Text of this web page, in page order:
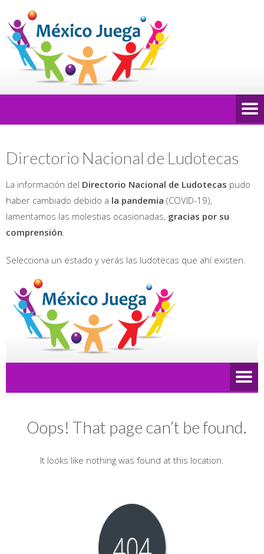
Directorio Nacional de Ludotecas
La información del Directorio Nacional de Ludotecas pudo
haber cambiado debido a la pandemia (COVID-19),
lamentamos las molestias ocasionadas, gracias por su
comprensión.
Selecciona un estado y verás las ludotecas que ahí existen.